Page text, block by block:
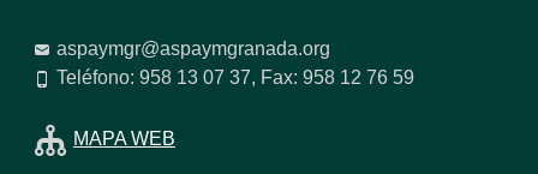
aspaymgr@aspaymgranada.org
Teléfono: 958 13 07 37, Fax: 958 12 76 59
MAPA WEB